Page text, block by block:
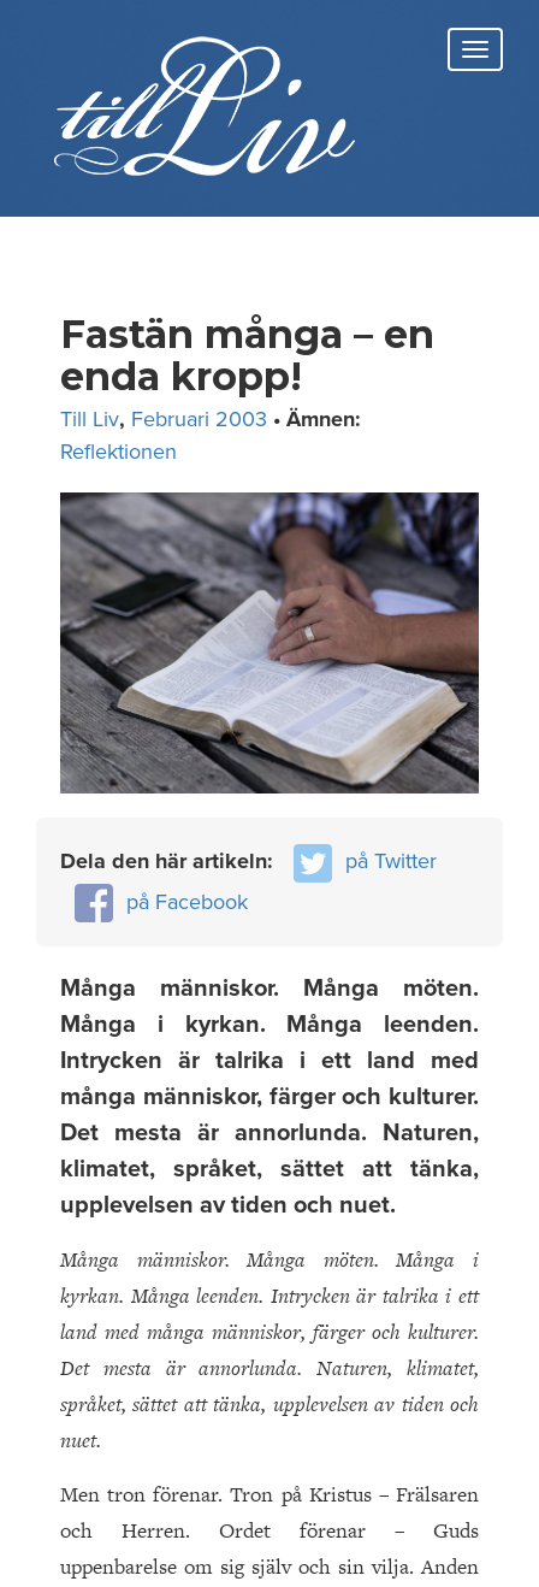
Fastän många – en
enda kropp!
Till Liv, Februari 2003 • Ämnen:
Reflektionen
Dela den här artikeln:
på Twitter
på Facebook
Många människor. Många möten.
Många i kyrkan. Många leenden.
Intrycken är talrika i ett land med
många människor, färger och kulturer.
Det mesta är annorlunda. Naturen,
klimatet, språket, sättet att tänka,
upplevelsen av tiden och nuet.
Många människor. Många möten. Många i
kyrkan. Många leenden. Intrycken är talrika i ett
land med många människor, färger och kulturer.
Det mesta är annorlunda. Naturen, klimatet,
språket, sättet att tänka, upplevelsen av tiden och
nuet.
Men tron förenar. Tron på Kristus – Frälsaren
och Herren. Ordet förenar – Guds
uppenbarelse om sig själv och sin vilja. Anden